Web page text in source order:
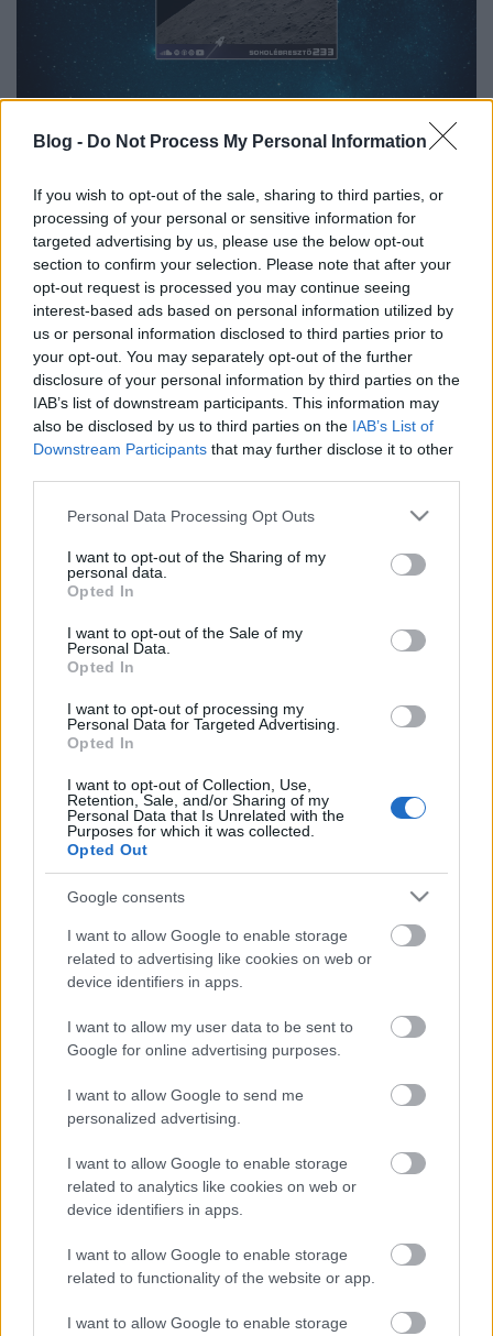
Blog - Do Not Process My Personal Information
If you wish to opt-out of the sale, sharing to third parties, or
processing of your personal or sensitive information for
targeted advertising by us, please use the below opt-out
section to confirm your selection. Please note that after your
opt-out request is processed you may continue seeing
interest-based ads based on personal information utilized by
us or personal information disclosed to third parties prior to
your opt-out. You may separately opt-out of the further
disclosure of your personal information by third parties on the
IAB’s list of downstream participants. This information may
also be disclosed by us to third parties on the IAB’s List of
Downstream Participants that may further disclose it to other
Please note that this website/app uses one or more Google
not limited to your visit or usage behaviour. You may click to
grant or deny consent to Google and its third-party tags to
use your data for below specified purposes in below Google
consent section.
Personal Data Processing Opt Outs
I want to opt-out of the Sharing of my
personal data.
Opted In
I want to opt-out of the Sale of my
Personal Data.
Opted In
I want to opt-out of processing my
Personal Data for Targeted Advertising.
Opted In
I want to opt-out of Collection, Use,
Retention, Sale, and/or Sharing of my
Personal Data that Is Unrelated with the
Purposes for which it was collected.
Opted Out
Google consents
I want to allow Google to enable storage
related to advertising like cookies on web or
device identifiers in apps.
I want to allow my user data to be sent to
Google for online advertising purposes.
I want to allow Google to send me
personalized advertising.
I want to allow Google to enable storage
related to analytics like cookies on web or
device identifiers in apps.
I want to allow Google to enable storage
related to functionality of the website or app.
I want to allow Google to enable storage
Hallgasd műsorainkat többek között
Soundcloudon, YouTube-on, YouTube Music-on,
Apple Podcasts-en és Spotify-on! Ha pedig
premier előtt szeretnél hozzáférni az
epizódokhoz, támogass minket a Patreonon!
Kattints, és válassz platformot!
emTV.hu //Parallaxis
Címkék:Tudomány Tilos Rádió Jurij Gagarin Sokolébresztő
Szentpéteri László